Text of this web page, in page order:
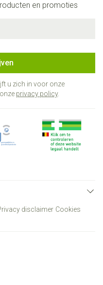
en promoties
u zich in voor onze
privacy policy.
disclaimer Cookies